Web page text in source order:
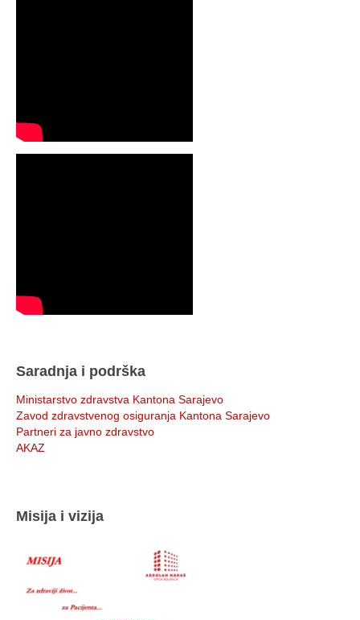
Saradnja i podrška
Ministarstvo zdravstva Kantona Sarajevo
Zavod zdravstvenog osiguranja Kantona Sarajevo
Partneri za javno zdravstvo
AKAZ
Misija i vizija